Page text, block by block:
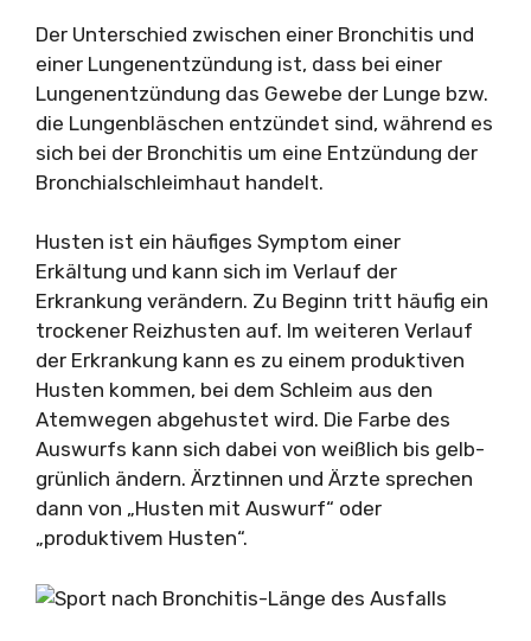
Der Unterschied zwischen einer Bronchitis und
einer Lungenentzündung ist, dass bei einer
Lungenentzündung das Gewebe der Lunge bzw.
die Lungenbläschen entzündet sind, während es
sich bei der Bronchitis um eine Entzündung der
Bronchialschleimhaut handelt.
Husten ist ein häufiges Symptom einer
Erkältung und kann sich im Verlauf der
Erkrankung verändern. Zu Beginn tritt häufig ein
trockener Reizhusten auf. Im weiteren Verlauf
der Erkrankung kann es zu einem produktiven
Husten kommen, bei dem Schleim aus den
Atemwegen abgehustet wird. Die Farbe des
Auswurfs kann sich dabei von weißlich bis gelb-
grünlich ändern. Ärztinnen und Ärzte sprechen
dann von „Husten mit Auswurf“ oder
„produktivem Husten“.